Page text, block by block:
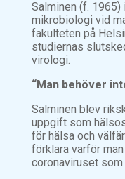
Salminen (f.
mikrobiologi vid
fakulteten på
studiernas
virologi.
“Man behöver
Salminen blev
uppgift som
för hälsa och
förklara varför
coronaviruset som